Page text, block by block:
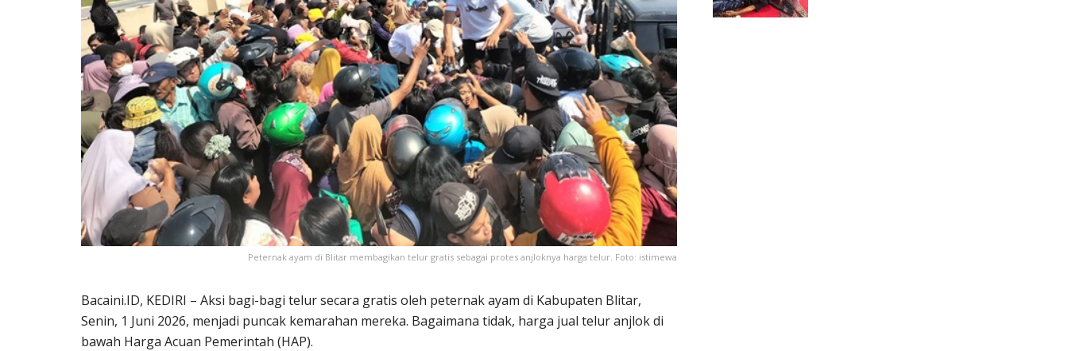
Peternak ayam di Blitar membagikan telur gratis sebagai protes anjloknya harga telur. Foto: istimewa
Bacaini.ID, KEDIRI – Aksi bagi-bagi telur secara gratis oleh peternak ayam di Kabupaten Blitar,
Senin, 1 Juni 2026, menjadi puncak kemarahan mereka. Bagaimana tidak, harga jual telur anjlok di
bawah Harga Acuan Pemerintah (HAP).